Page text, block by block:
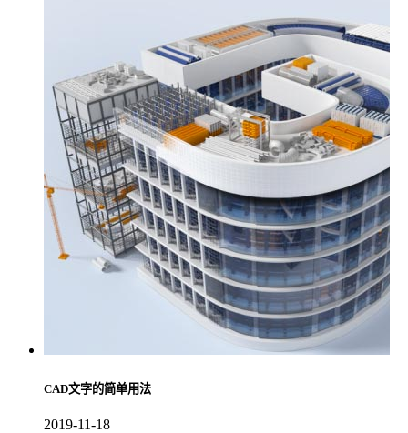
CAD文字的简单用法
2019-11-18